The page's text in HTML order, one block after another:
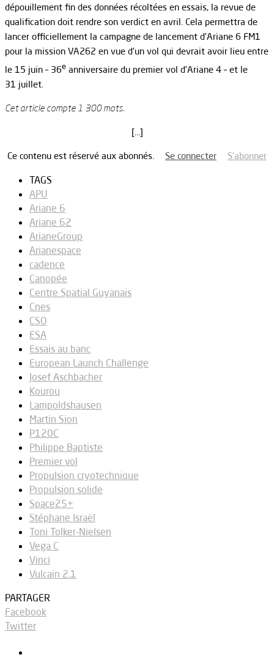
dépouillement fin des données récoltées en essais, la revue de
qualification doit rendre son verdict en avril. Cela permettra de
lancer officiellement la campagne de lancement d’Ariane 6 FM1
pour la mission VA262 en vue d’un vol qui devrait avoir lieu entre
le 15 juin – 36e anniversaire du premier vol d’Ariane 4 – et le
31 juillet.
Cet article compte 1 300 mots.
[…]
Ce contenu est réservé aux abonnés. Se connecter S’abonner
TAGS
APU
Ariane 6
Ariane 62
ArianeGroup
Arianespace
cadence
Canopée
Centre Spatial Guyanais
Cnes
CSO
ESA
Essais au banc
European Launch Challenge
Josef Aschbacher
Kourou
Lampoldshausen
Martin Sion
P120C
Philippe Baptiste
Premier vol
Propulsion cryotechnique
Propulsion solide
Space25+
Stéphane Israël
Toni Tolker-Nielsen
Vega C
Vinci
Vulcain 2.1
PARTAGER
Facebook
Twitter